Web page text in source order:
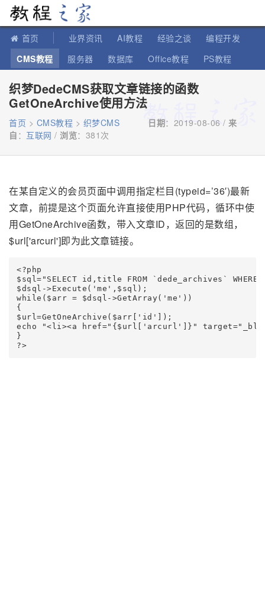
首页 业界资讯 AI教程 经验之谈
编程开发
CMS教程
服务器 数据库 Office教程
PS教程
织梦DedeCMS获取文章链接的函数
GetOneArchive使用方法
首页 > CMS教程 > 织梦CMS 日期：2019-08-06 / 来
自 ： 互联网 / 浏览： 381次
在某自定义的会员页面中调用指定栏目(typeid=’36′)最新
文章，前提是这个页面允许直接使用PHP代码，循环中使
用GetOneArchive函数，带入文章ID，返回的是数组，
$url['arcurl']即为此文章链接。
<?php
$sql="SELECT id,title FROM `dede_archives`
$dsql->Execute('me',$sql);
while($arr = $dsql->GetArray('me'))
{
$url=GetOneArchive($arr['id']);
echo "<li><a href="{$url['arcurl']}"
}
?>